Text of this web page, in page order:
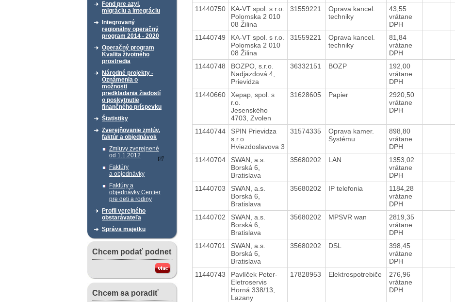
Fond pre azyl,
migráciu a integráciu
Integrovaný
regionálny operačný
program 2014 - 2020
Operačný program
Kvalita životného
prostredia
Národné projekty -
Oznámenia o
možnosti
predkladania žiadostí
o poskytnutie
finančného príspevku
Štatistiky
Zverejňovanie zmlúv,
faktúr a objednávok
Zmluvy zverejnené
od 1.1.2012
Faktúry
a objednávky
Faktúry a
objednávky Centier
pre deti a rodiny
Profil verejného
obstarávateľa
Správa majetku
Chcem podať podnet
Chcem sa poradiť
11440750
KA-VT spol. s r.o.
Polomska 2 010
08 Žilina
31559221
Oprava kancel.
techniky
43,55
vrátane
DPH
11440749
KA-VT spol. s r.o.
Polomska 2 010
08 Žilina
31559221
Oprava kancel.
techniky
81,84
vrátane
DPH
11440748
BOZPO, s.r.o.
Nadjazdová 4,
Prievidza
36332151 BOZP
192,00
vrátane
DPH
11440660
Xepap, spol. s
r.o.
Jesenského
4703, Zvolen
31628605 Papier
2920,50
vrátane
DPH
11440744
SPIN Prievidza
s.r.o
Hviezdoslavova 3
31574335
Oprava kamer.
Systému
898,80
vrátane
DPH
11440704
SWAN, a.s.
Borská 6,
Bratislava
35680202 LAN
1353,02
vrátane
DPH
11440703
SWAN, a.s.
Borská 6,
Bratislava
35680202 IP telefonia
1184,28
vrátane
DPH
11440702
SWAN, a.s.
Borská 6,
Bratislava
35680202 MPSVR wan
2819,35
vrátane
DPH
11440701
SWAN, a.s.
Borská 6,
Bratislava
35680202 DSL
398,45
vrátane
DPH
11440743
Pavlíček Peter-
Eletroservis
Horná 338/13,
Lazany
17828953 Elektrospotrebiče
276,96
vrátane
DPH